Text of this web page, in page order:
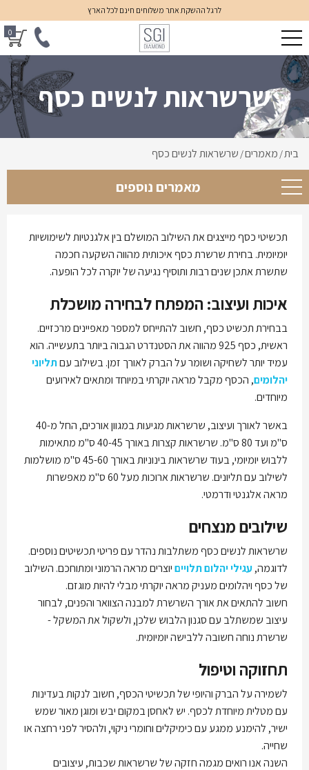
לרגל ההשקת אתר משלוחים חינם לכל הארץ
0
שרשראות לנשים כסף
בית/ מאמרים/ שרשראות לנשים כסף
מאמרים נוספים
תכשיטי כסף מייצגים את השילוב המושלם בין אלגנטיות לשימושיות
יומיומית. בחירת שרשרת כסף איכותית מהווה השקעה חכמה
שתשרת אתכן שנים רבות ותוסיף נגיעה של יוקרה לכל הופעה.
איכות ועיצוב: המפתח לבחירה מושכלת
בבחירת תכשיט כסף, חשוב להתייחס למספר מאפיינים מרכזיים.
ראשית, כסף 925 מהווה את הסטנדרט הגבוה ביותר בתעשייה. הוא
עמיד יותר לשחיקה ושומר על הברק לאורך זמן. בשילוב עםתליוני
יהלומים, הכסף מקבל מראה יוקרתי במיוחד ומתאים לאירועים
מיוחדים.
באשר לאורך ועיצוב, שרשראות מגיעות במגוון אורכים, החל מ-40
ס"מ ועד 80 ס"מ. שרשראות קצרות באורך 40-45 ס"מ מתאימות
ללבוש יומיומי, בעוד שרשראות בינוניות באורך 45-60 ס"מ מושלמות
לשילוב עם תליונים. שרשראות ארוכות מעל 60 ס"מ מאפשרות
מראה אלגנטי ודרמטי.
שילובים מנצחים
שרשראות לנשים כסף משתלבות נהדר עם פריטי תכשיטים נוספים.
לדוגמה,עגילי יהלום תלוייםיוצרים מראה הרמוני ומתוחכם. השילוב
של כסף ויהלומים מעניק מראה יוקרתי מבלי להיות מוגזם.
חשוב להתאים את אורך השרשרת למבנה הצוואר והפנים, לבחור
עיצוב שמשתלב עם סגנון הלבוש שלכן, ולשקול את המשקל -
שרשרת נוחה חשובה ללבישה יומיומית.
תחזוקה וטיפול
לשמירה על הברק והיופי של תכשיטי הכסף, חשוב לנקות בעדינות
עם מטלית מיוחדת לכסף. יש לאחסן במקום יבש ומוגן מאור שמש
ישיר, להימנע ממגע עם כימיקלים וחומרי ניקוי, ולהסיר לפני רחצה או
שחייה.
השנה אנו רואים מגמה חזקה של שרשראות שכבות, עיצובים